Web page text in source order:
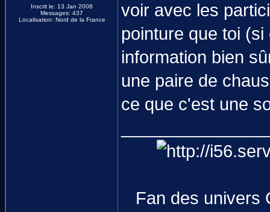
Inscrit le: 13 Jan 2008
Messages: 437
Localisation: Nord de la France
voir avec les
pointure que toi
information bien
une paire de
ce que c'est une
Fan des univers